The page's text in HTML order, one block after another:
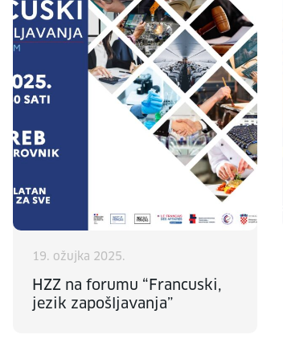
19. ožujka 2025.
HZZ na forumu “Francuski,
jezik zapošljavanja”